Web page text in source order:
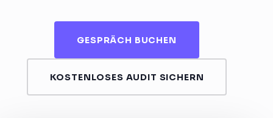
GESPRÄCH BUCHEN
KOSTENLOSES AUDIT SICHERN